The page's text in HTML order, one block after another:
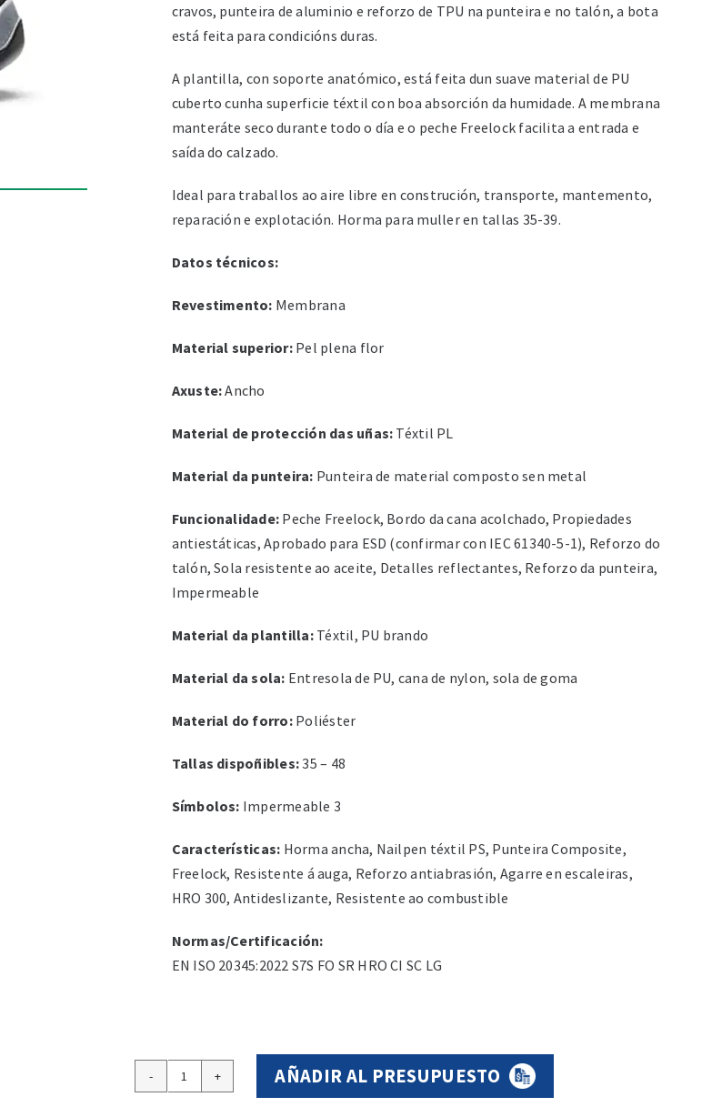
cravos, punteira de aluminio e reforzo de TPU na punteira e no talón, a bota
está feita para condicións duras.
A plantilla, con soporte anatómico, está feita dun suave material de PU
cuberto cunha superficie téxtil con boa absorción da humidade. A membrana
manteráte seco durante todo o día e o peche Freelock facilita a entrada e
saída do calzado.
Ideal para traballos ao aire libre en construción, transporte, mantemento,
reparación e explotación. Horma para muller en tallas 35-39.
Datos técnicos:
Revestimento: Membrana
Material superior:Pel plena flor
Axuste:Ancho
Material de protección das uñas: Téxtil PL
Material da punteira: Punteira de material composto sen metal
Funcionalidade: Peche Freelock, Bordo da cana acolchado, Propiedades
antiestáticas, Aprobado para ESD (confirmar con IEC 61340-5-1), Reforzo do
talón, Sola resistente ao aceite, Detalles reflectantes, Reforzo da punteira,
Impermeable
Material da plantilla:Téxtil, PU brando
Material da sola: Entresola de PU, cana de nylon, sola de goma
Material do forro:Poliéster
Tallas dispoñibles:35 – 48
Símbolos: Impermeable 3
Características: Horma ancha, Nailpen téxtil PS, Punteira Composite,
Freelock, Resistente á auga, Reforzo antiabrasión, Agarre en escaleiras,
HRO 300, Antideslizante, Resistente ao combustible
Normas/Certificación:
EN ISO 20345:2022 S7S FO SR HRO CI SC LG
Bota
AÑADIR AL PRESUPUESTO